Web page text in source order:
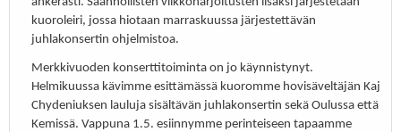
kuoroleiri, jossa hiotaan marraskuussa järjestettävän
juhlakonsertin ohjelmistoa.
Merkkivuoden konserttitoiminta on jo käynnistynyt.
Helmikuussa kävimme esittämässä kuoromme hovisäveltäjän Kaj
Chydeniuksen lauluja sisältävän juhlakonsertin sekä Oulussa että
Kemissä. Vappuna 1.5. esiinnymme perinteiseen tapaamme